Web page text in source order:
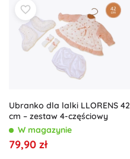
Ubranko dla lalki LLORENS 42
cm – zestaw 4-częściowy
W magazynie
79,90 zł